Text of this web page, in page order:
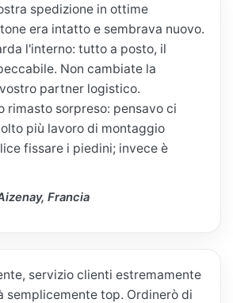
spedizione in ottime
era intatto e sembrava nuovo.
l'interno: tutto a posto, il
Non cambiate la
partner logistico.
rimasto sorpreso: pensavo ci
più lavoro di montaggio
fissare i piedini; invece è
Francia
servizio clienti estremamente
semplicemente top. Ordinerò di